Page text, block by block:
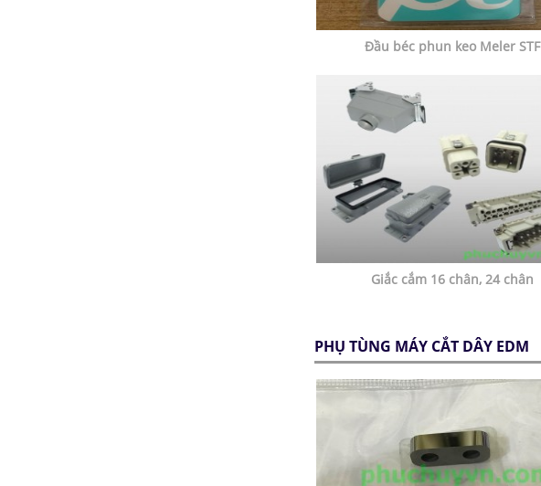
Đầu béc phun keo Meler STF
Giắc cắm 16 chân, 24 chân
PHỤ TÙNG MÁY CẮT DÂY EDM